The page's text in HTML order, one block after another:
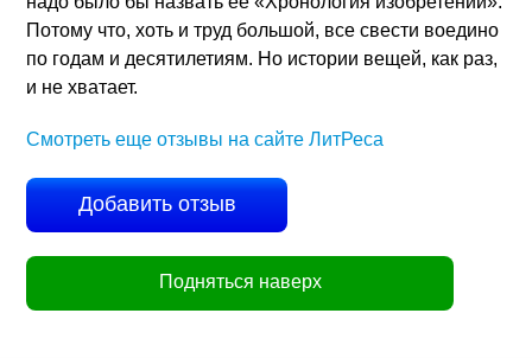
Потому что, хоть и труд большой, все свести воедино
по годам и десятилетиям. Но истории вещей, как раз,
и не хватает.
Смотреть еще отзывы на сайте ЛитРеса
Добавить отзыв
Подняться наверх